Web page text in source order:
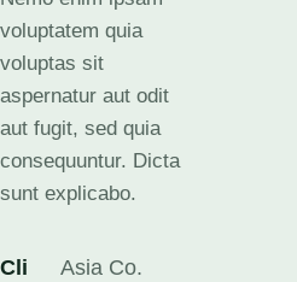
voluptatem quia
voluptas sit
aspernatur aut odit
aut fugit, sed quia
consequuntur. Dicta
sunt explicabo.
Cli
Asia Co.